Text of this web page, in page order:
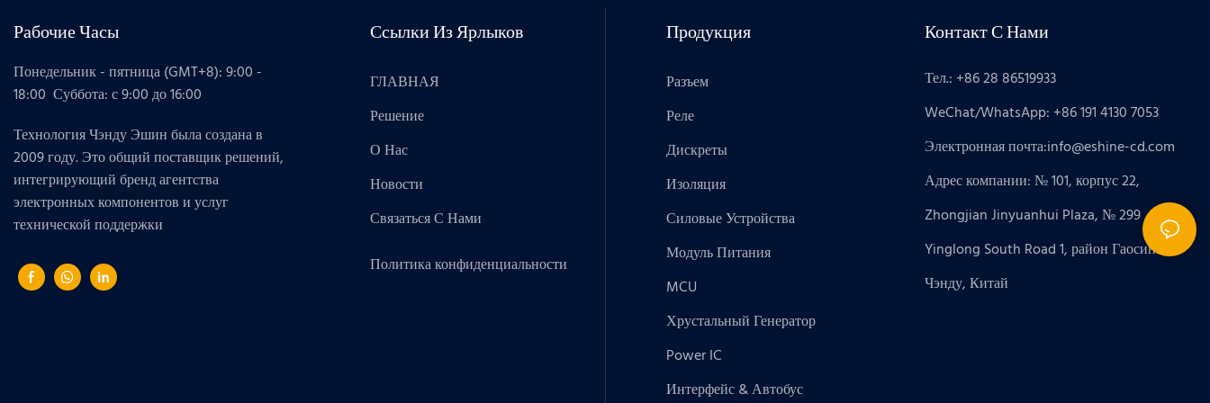
Рабочие Часы
Понедельник - пятница (GMT+8): 9:00 -
18:00 Суббота: с 9:00 до 16:00
Технология Чэнду Эшин была создана в
2009 году. Это общий поставщик решений,
интегрирующий бренд агентства
электронных компонентов и услуг
технической поддержки
Ссылки Из Ярлыков
ГЛАВНАЯ
Решение
О Нас
Новости
Связаться С Нами
Политика конфиденциальности
Продукция
Разъем
Реле
Дискреты
Изоляция
Силовые Устройства
Модуль Питания
MCU
Хрустальный Генератор
Power IC
Интерфейс & Автобус
Контакт С Нами
Тел.: +86 28 86519933
WeChat/WhatsApp: +86 191 4130 7053
Электронная почта:info@eshine-cd.com
Адрес компании: № 101, корпус 22,
Zhongjian Jinyuanhui Plaza, № 299
Yinglong South Road 1, район Гаосинь,
Чэнду, Китай